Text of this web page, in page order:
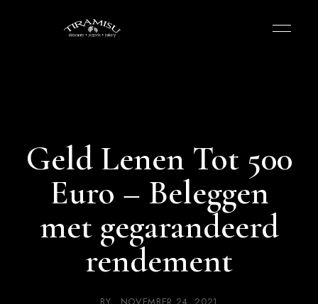
Geld Lenen Tot 500
Euro – Beleggen
met gegarandeerd
rendement